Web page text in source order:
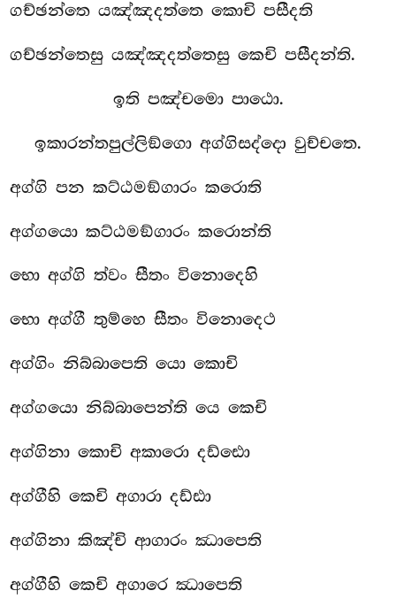
ගච්ඡන්තෙ යඤ්ඤදත්තෙ කොචි පසීදති
ගච්ඡන්තෙසු යඤ්ඤදත්තෙසු කෙචි පසීදන්ති.
ඉති පඤ්චමො පාඨො.
ඉකාරන්තපුල්ලිඞ්ගො අග්ගිසද්දො වුච්චතෙ.
අග්ගි පන කට්ඨමඞ්ගාරං කරොති
අග්ගයො කට්ඨමඞ්ගාරං කරොන්ති
භො අග්ගි ත්වං සීතං විනොදෙහි
භො අග්ගී තුම්හෙ සීතං විනොදෙථ
අග්ගිං නිබ්බාපෙති යො කොචි
අග්ගයො නිබ්බාපෙන්ති යෙ කෙචි
අග්ගිනා කොචි අකාරො දඩ්ඪො
අග්ගීහි කෙචි අගාරා දඩ්ඪා
අග්ගිනා කිඤ්චි ආගාරං ඣාපෙති
අග්ගීහි කෙචි අගාරෙ ඣාපෙති